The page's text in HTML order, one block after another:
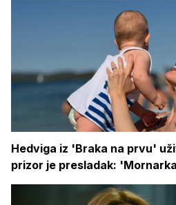
Hedviga iz 'Braka na prvu'
prizor je presladak: